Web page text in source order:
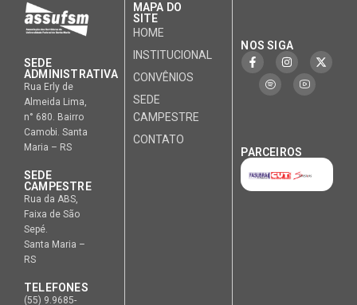
SEDE
ADMINISTRATIVA
Rua Erly de
Almeida Lima,
n° 680. Bairro
Camobi. Santa
Maria – RS
SEDE
CAMPESTRE
Rua da ABS,
Faixa de São
Sepé.
Santa Maria –
RS
TELEFONES
(55) 9.9685-
MAPA DO
SITE
HOME
INSTITUCIONAL
CONVÊNIOS
SEDE
CAMPESTRE
CONTATO
NOS SIGA
PARCEIROS